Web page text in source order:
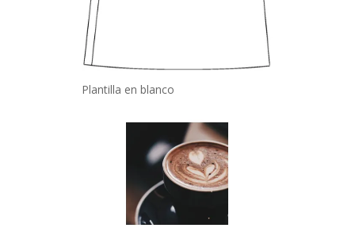
Plantilla en blanco